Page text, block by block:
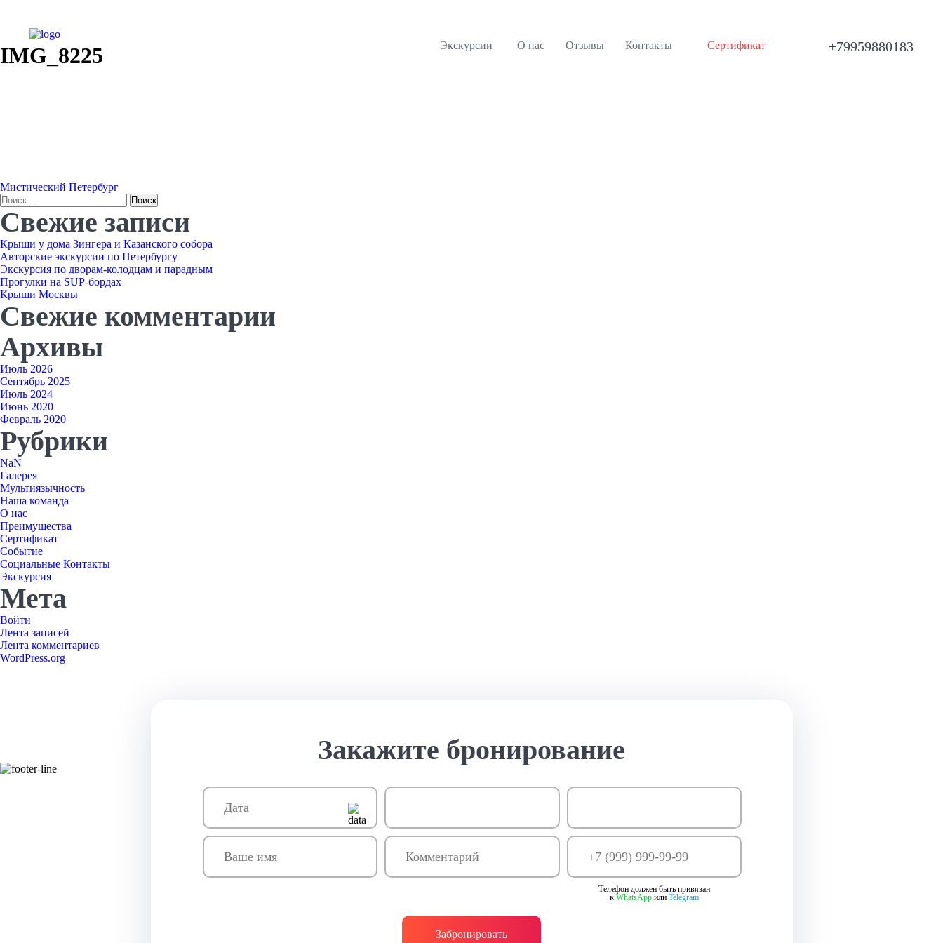
Экскурсии О нас Отзывы Контакты Сертификат +79959880183
IMG_8225
Навигация
по
записям
Мистический Петербург
Найти:
Свежие записи
Крыши у дома Зингера и Казанского собора
Авторские экскурсии по Петербургу
Экскурсия по дворам-колодцам и парадным
Прогулки на SUP-бордах
Крыши Москвы
Свежие комментарии
Архивы
Июль 2026
Сентябрь 2025
Июль 2024
Июнь 2020
Февраль 2020
Рубрики
NaN
Галерея
Мультиязычность
Наша команда
О нас
Преимущества
Сертификат
Событие
Социальные Контакты
Экскурсия
Мета
Войти
Лента записей
Лента комментариев
WordPress.org
Закажите бронирование
Телефон должен быть привязан
кWhatsApp илиTelegram
Забронировать